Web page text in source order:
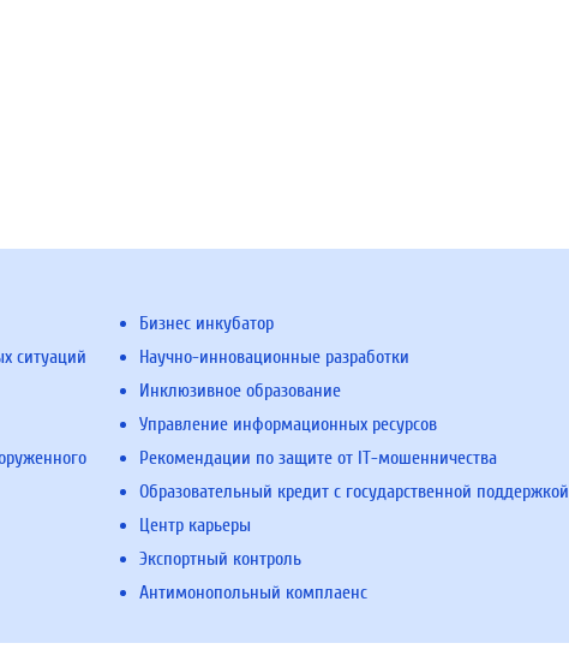
ситуаций
Бизнес инкубатор
Научно-инновационные разработки
Инклюзивное образование
Управление информационных ресурсов
Рекомендации по защите от IT-мошенничества
Образовательный кредит с государственной поддержкой
Центр карьеры
Экспортный контроль
Антимонопольный комплаенс